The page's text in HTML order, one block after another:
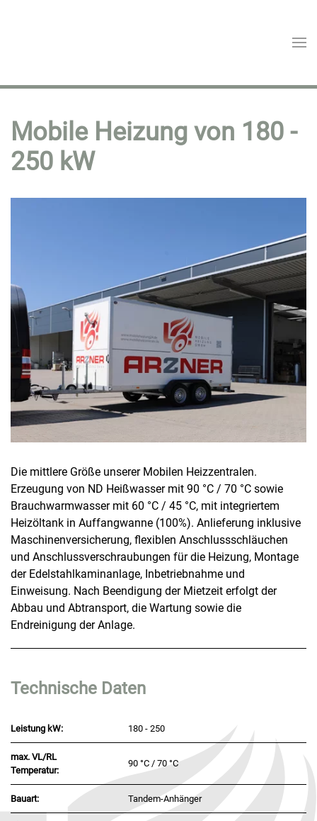
Mobile Heizung von 180 -
250 kW
Die mittlere Größe unserer Mobilen Heizzentralen.
Erzeugung von ND Heißwasser mit 90 °C / 70 °C sowie
Brauchwarmwasser mit 60 °C / 45 °C, mit integriertem
Heizöltank in Auffangwanne (100%). Anlieferung inklusive
Maschinenversicherung, flexiblen Anschlussschläuchen
und Anschlussverschraubungen für die Heizung, Montage
der Edelstahlkaminanlage, Inbetriebnahme und
Einweisung. Nach Beendigung der Mietzeit erfolgt der
Abbau und Abtransport, die Wartung sowie die
Endreinigung der Anlage.
Technische Daten
Leistung kW: 180 - 250
max. VL/RL
Temperatur:
90 °C / 70 °C
Bauart: Tandem-Anhänger